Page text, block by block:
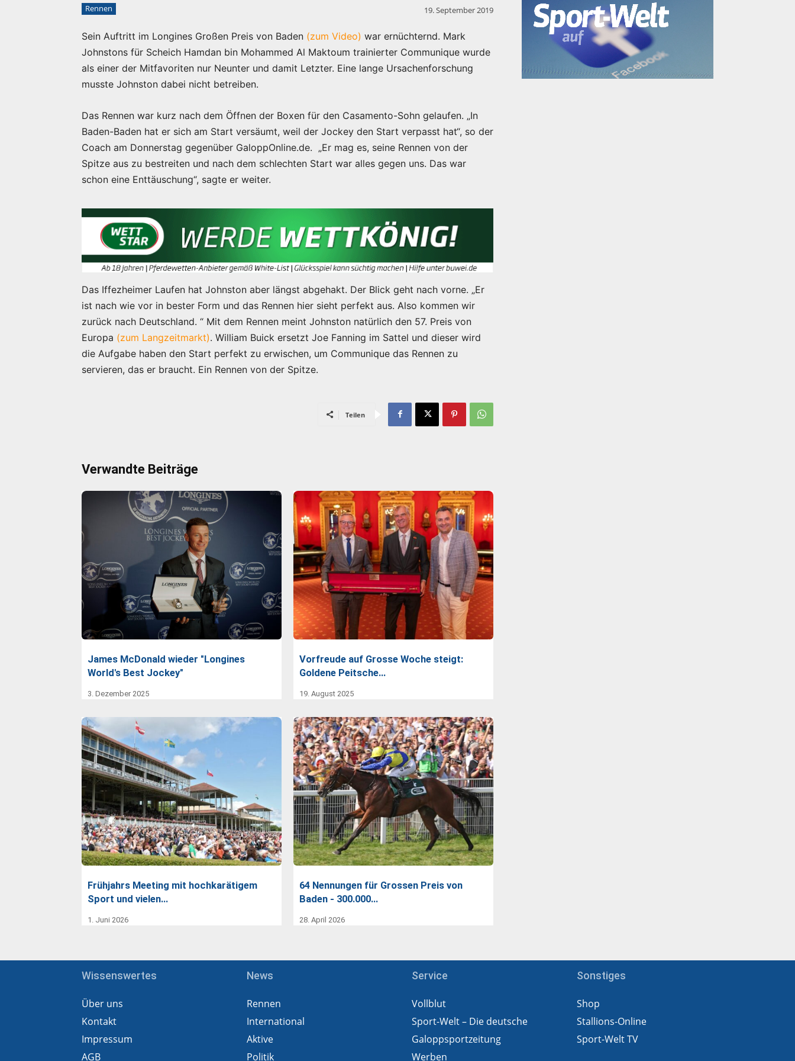
Rennen 19. September 2019
Sein Auftritt im Longines Großen Preis von Baden (zum Video) war ernüchternd. Mark
Johnstons für Scheich Hamdan bin Mohammed Al Maktoum trainierter Communique wurde
als einer der Mitfavoriten nur Neunter und damit Letzter. Eine lange Ursachenforschung
musste Johnston dabei nicht betreiben.
Das Rennen war kurz nach dem Öffnen der Boxen für den Casamento-Sohn gelaufen. „In
Baden-Baden hat er sich am Start versäumt, weil der Jockey den Start verpasst hat“, so der
Coach am Donnerstag gegenüber GaloppOnline.de. „Er mag es, seine Rennen von der
Spitze aus zu bestreiten und nach dem schlechten Start war alles gegen uns. Das war
schon eine Enttäuschung“, sagte er weiter.
Das Iffezheimer Laufen hat Johnston aber längst abgehakt. Der Blick geht nach vorne. „Er
ist nach wie vor in bester Form und das Rennen hier sieht perfekt aus. Also kommen wir
zurück nach Deutschland. “ Mit dem Rennen meint Johnston natürlich den 57. Preis von
Europa (zum Langzeitmarkt). William Buick ersetzt Joe Fanning im Sattel und dieser wird
die Aufgabe haben den Start perfekt zu erwischen, um Communique das Rennen zu
servieren, das er braucht. Ein Rennen von der Spitze.
Teilen
Verwandte Beiträge
James McDonald wieder "Longines
World's Best Jockey"
3. Dezember 2025
Vorfreude auf Grosse Woche steigt:
Goldene Peitsche…
19. August 2025
Frühjahrs Meeting mit hochkarätigem
Sport und vielen…
1. Juni 2026
64 Nennungen für Grossen Preis von
Baden - 300.000…
28. April 2026
Wissenswertes
Über uns
Kontakt
Impressum
AGB
News
Rennen
International
Aktive
Politik
Service
Vollblut
Sport-Welt – Die deutsche
Galoppsportzeitung
Werben
Sonstiges
Shop
Stallions-Online
Sport-Welt TV